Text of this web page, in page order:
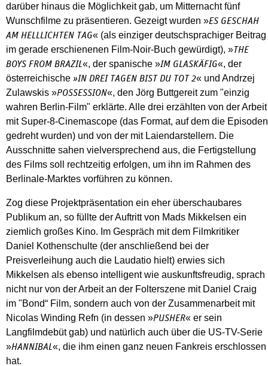
darüber hinaus die Möglichkeit gab, um Mitternacht fünf
Wunschfilme zu präsentieren. Gezeigt wurden »ES GESCHAH
AM HELLLICHTEN TAG« (als einziger deutschsprachiger Beitrag
im gerade erschienenen Film-Noir-Buch gewürdigt), »THE
BOYS FROM BRAZIL«, der spanische »IM GLASKÄFIG«, der
österreichische »IN DREI TAGEN BIST DU TOT 2« und Andrzej
Zulawskis »POSSESSION«, den Jörg Buttgereit zum "einzig
wahren Berlin-Film" erklärte. Alle drei erzählten von der Arbeit
mit Super-8-Cinemascope (das Format, auf dem die Episoden
gedreht wurden) und von der mit Laiendarstellern. Die
Ausschnitte sahen vielversprechend aus, die Fertigstellung
des Films soll rechtzeitig erfolgen, um ihn im Rahmen des
Berlinale-Marktes vorführen zu können.
Zog diese Projektpräsentation ein eher überschaubares
Publikum an, so füllte der Auftritt von Mads Mikkelsen ein
ziemlich großes Kino. Im Gespräch mit dem Filmkritiker
Daniel Kothenschulte (der anschließend bei der
Preisverleihung auch die Laudatio hielt) erwies sich
Mikkelsen als ebenso intelligent wie auskunftsfreudig, sprach
nicht nur von der Arbeit an der Folterszene mit Daniel Craig
im "Bond“ Film, sondern auch von der Zusammenarbeit mit
Nicolas Winding Refn (in dessen »PUSHER« er sein
Langfilmdebüt gab) und natürlich auch über die US-TV-Serie
»HANNIBAL«, die ihm einen ganz neuen Fankreis erschlossen
hat.